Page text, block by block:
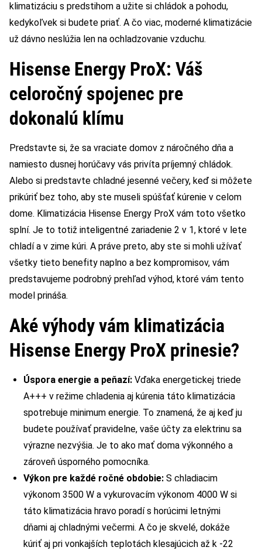
klimatizáciu s predstihom a užite si chládok a pohodu,
kedykoľvek si budete priať. A čo viac, moderné klimatizácie
už dávno neslúžia len na ochladzovanie vzduchu.
Hisense Energy ProX: Váš
celoročný spojenec pre
dokonalú klímu
Predstavte si, že sa vraciate domov z náročného dňa a
namiesto dusnej horúčavy vás privíta príjemný chládok.
Alebo si predstavte chladné jesenné večery, keď si môžete
prikúriť bez toho, aby ste museli spúšťať kúrenie v celom
dome. Klimatizácia Hisense Energy ProX vám toto všetko
splní. Je to totiž inteligentné zariadenie 2 v 1, ktoré v lete
chladí a v zime kúri. A práve preto, aby ste si mohli užívať
všetky tieto benefity naplno a bez kompromisov, vám
predstavujeme podrobný prehľad výhod, ktoré vám tento
model prináša.
Aké výhody vám klimatizácia
Hisense Energy ProX prinesie?
Úspora energie a peňazí: Vďaka energetickej triede
A+++ v režime chladenia aj kúrenia táto klimatizácia
spotrebuje minimum energie. To znamená, že aj keď ju
budete používať pravidelne, vaše účty za elektrinu sa
výrazne nezvýšia. Je to ako mať doma výkonného a
zároveň úsporného pomocníka.
Výkon pre každé ročné obdobie: S chladiacim
výkonom 3500 W a vykurovacím výkonom 4000 W si
táto klimatizácia hravo poradí s horúcimi letnými
dňami aj chladnými večermi. A čo je skvelé, dokáže
kúriť aj pri vonkajších teplotách klesajúcich až k -22